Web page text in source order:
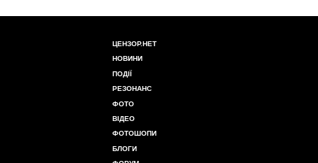
ЦЕНЗОР.НЕТ
НОВИНИ
ПОДІЇ
РЕЗОНАНС
ФОТО
ВІДЕО
ФОТОШОПИ
БЛОГИ